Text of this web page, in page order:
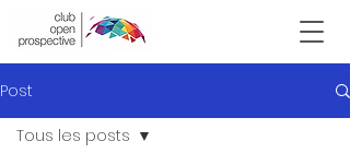
Victor Hugo
Post
Tous les posts